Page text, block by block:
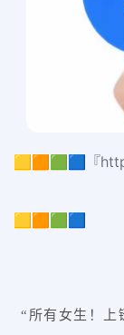
🟨🟧🟩🟦『
🟨🟧🟩🟦
“所有女生！上